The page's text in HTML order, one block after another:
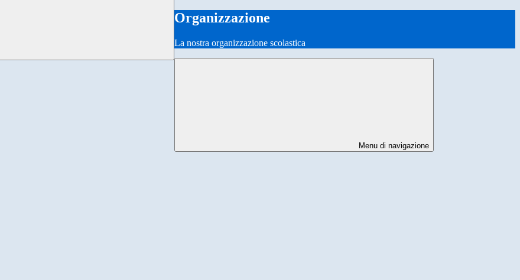
Organizzazione
La nostra organizzazione scolastica
Menu di navigazione